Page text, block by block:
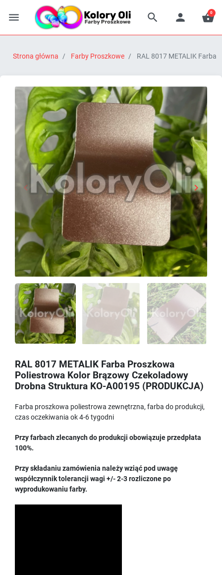
   
0
Strona główna Farby Proszkowe RAL 8017 METALIK Farba
Poprzedni
 
RAL 8017 METALIK Farba Proszkowa
Poliestrowa Kolor Brązowy Czekoladowy
Drobna Struktura KO-A00195 (PRODUKCJA)
Farba proszkowa poliestrowa zewnętrzna, farba do produkcji,
czas oczekiwania ok 4-6 tygodni
Przy farbach zlecanych do produkcji obowiązuje przedpłata
100%.
Przy składaniu zamówienia należy wziąć pod uwagę
współczynnik tolerancji wagi +/- 2-3 rozliczone po
wyprodukowaniu farby.